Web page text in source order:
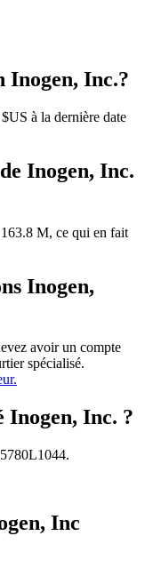
Inogen, Inc.?
à la dernière date
Inogen, Inc.
M, ce qui en fait
Inogen,
avoir un compte
spécialisé.
Inogen, Inc. ?
Inc